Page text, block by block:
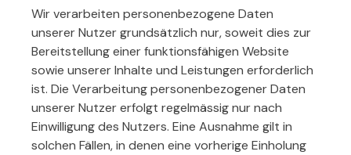
Wir verarbeiten personenbezogene Daten
unserer Nutzer grundsätzlich nur, soweit dies zur
Bereitstellung einer funktionsfähigen Website
sowie unserer Inhalte und Leistungen erforderlich
ist. Die Verarbeitung personenbezogener Daten
unserer Nutzer erfolgt regelmässig nur nach
Einwilligung des Nutzers. Eine Ausnahme gilt in
solchen Fällen, in denen eine vorherige Einholung